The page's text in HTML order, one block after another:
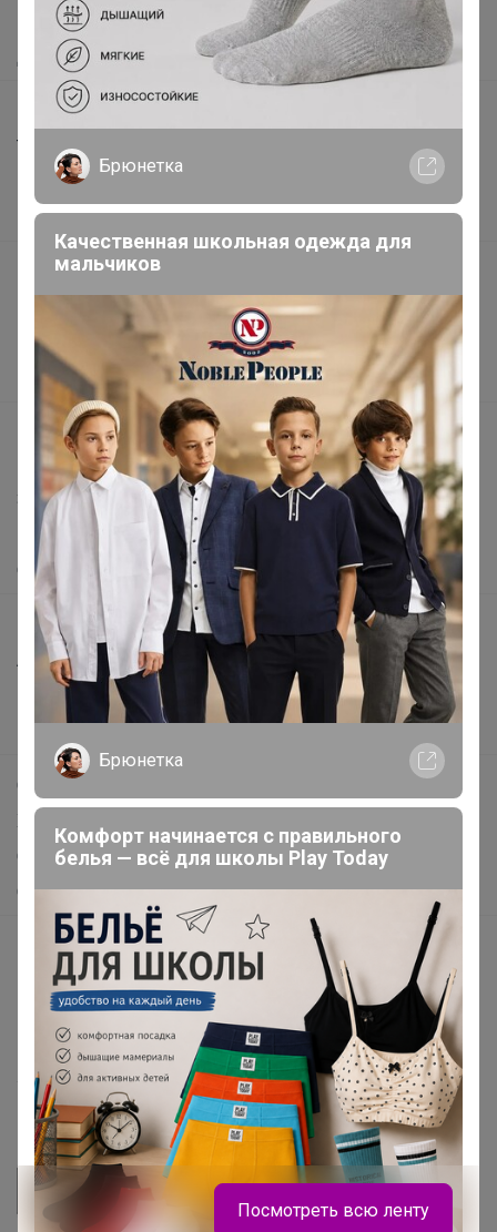
Как получить?
Доставка
Шоурумы
Торговые марки
Наша команда
В наличии
Подарочные сертификаты
Поставщикам
Вакансии
support@24-ok.ru
Написать в поддержку
Защита покупателя
Помощь
О нас
Все предложения
Анонсы
Новости
Самое выгодное
Хиты продаж
Самое желанное
Самое быстрое
Начать зарабатывать с 24-ok
Picabox.ru - Лучшее место для ваших изображений
Розыгрыш - Генератор случайных чисел
Пульс нашего маркетплейса
Укорачиватель ссылок
Брюнетка
Качественная школьная одежда для
мальчиков
Брюнетка
Комфорт начинается с правильного
белья — всё для школы Play Today
Посмотреть всю ленту